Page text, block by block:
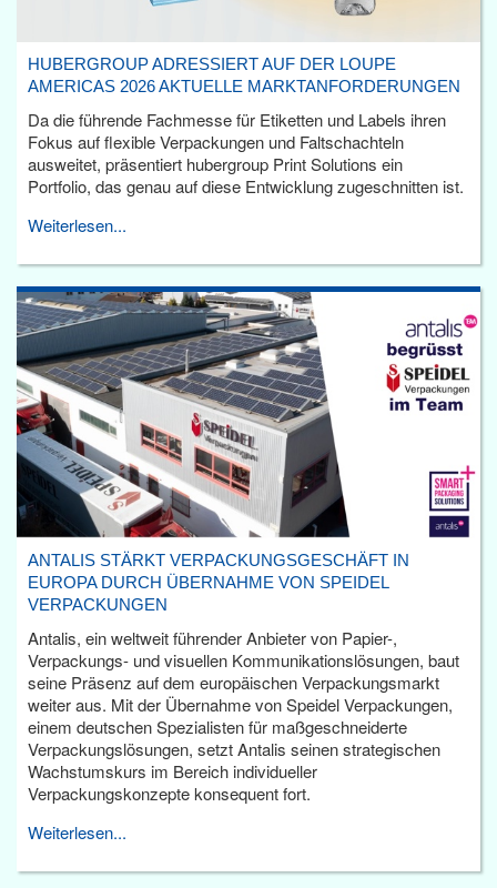
HUBERGROUP ADRESSIERT AUF DER LOUPE
AMERICAS 2026 AKTUELLE MARKTANFORDERUNGEN
Da die führende Fachmesse für Etiketten und Labels ihren
Fokus auf flexible Verpackungen und Faltschachteln
ausweitet, präsentiert hubergroup Print Solutions ein
Portfolio, das genau auf diese Entwicklung zugeschnitten ist.
Weiterlesen...
ANTALIS STÄRKT VERPACKUNGSGESCHÄFT IN
EUROPA DURCH ÜBERNAHME VON SPEIDEL
VERPACKUNGEN
Antalis, ein weltweit führender Anbieter von Papier-,
Verpackungs- und visuellen Kommunikationslösungen, baut
seine Präsenz auf dem europäischen Verpackungsmarkt
weiter aus. Mit der Übernahme von Speidel Verpackungen,
einem deutschen Spezialisten für maßgeschneiderte
Verpackungslösungen, setzt Antalis seinen strategischen
Wachstumskurs im Bereich individueller
Verpackungskonzepte konsequent fort.
Weiterlesen...